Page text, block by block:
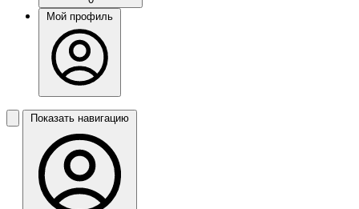
Мой профиль
Показать навигацию